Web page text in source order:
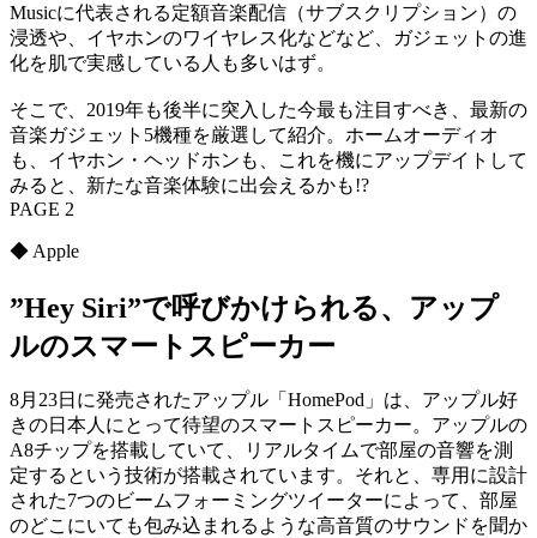
Musicに代表される定額音楽配信（サブスクリプション）の
浸透や、イヤホンのワイヤレス化などなど、ガジェットの進
化を肌で実感している人も多いはず。
そこで、2019年も後半に突入した今最も注目すべき、最新の
音楽ガジェット5機種を厳選して紹介。ホームオーディオ
も、イヤホン・ヘッドホンも、これを機にアップデイトして
みると、新たな音楽体験に出会えるかも!?
PAGE 2
◆ Apple
”Hey Siri”で呼びかけられる、アップ
ルのスマートスピーカー
8月23日に発売されたアップル「HomePod」は、アップル好
きの日本人にとって待望のスマートスピーカー。アップルの
A8チップを搭載していて、リアルタイムで部屋の音響を測
定するという技術が搭載されています。それと、専用に設計
された7つのビームフォーミングツイーターによって、部屋
のどこにいても包み込まれるような高音質のサウンドを聞か